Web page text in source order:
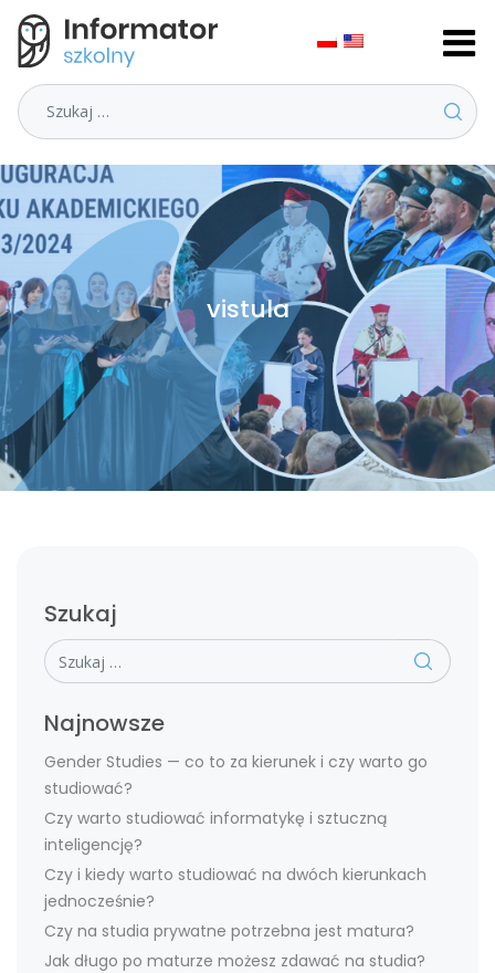
Szukaj
vistula
Szukaj
Szukaj
Najnowsze
Gender Studies — co to za kierunek i czy warto go
studiować?
Czy warto studiować informatykę i sztuczną
inteligencję?
Czy i kiedy warto studiować na dwóch kierunkach
jednocześnie?
Czy na studia prywatne potrzebna jest matura?
Jak długo po maturze możesz zdawać na studia?